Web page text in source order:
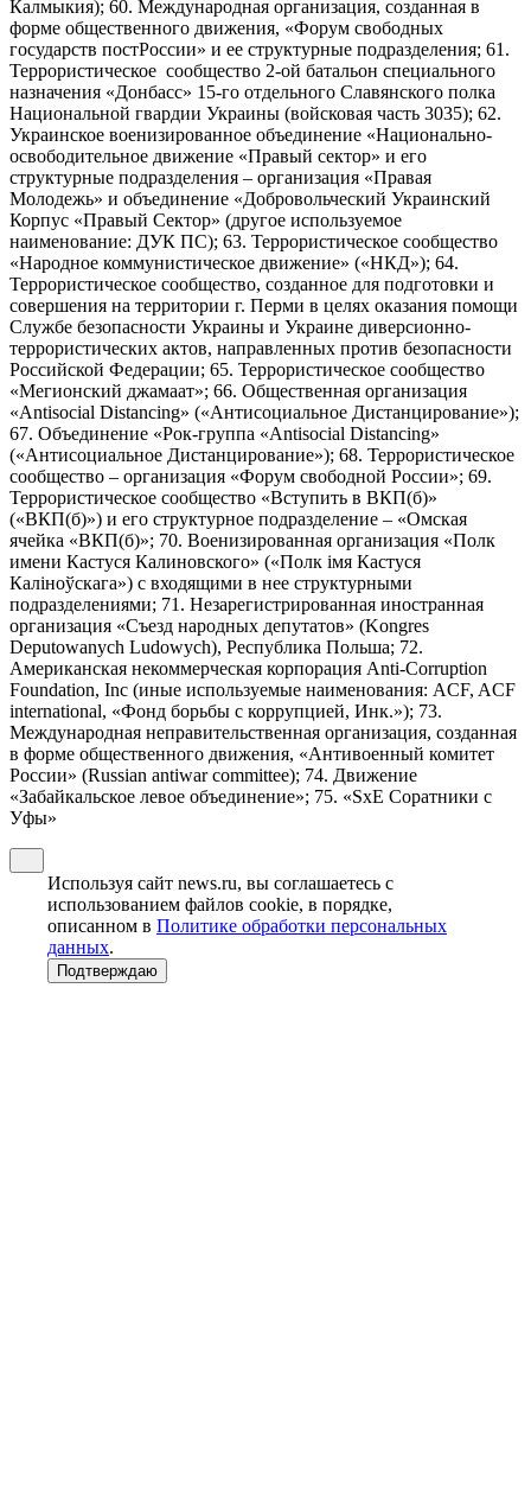
Калмыкия); 60. Международная организация, созданная в
форме общественного движения, «Форум свободных
государств постРоссии» и ее структурные подразделения; 61.
Террористическое сообщество 2-ой батальон специального
назначения «Донбасс» 15-го отдельного Славянского полка
Национальной гвардии Украины (войсковая часть 3035); 62.
Украинское военизированное объединение «Национально-
освободительное движение «Правый сектор» и его
структурные подразделения – организация «Правая
Молодежь» и объединение «Добровольческий Украинский
Корпус «Правый Сектор» (другое используемое
наименование: ДУК ПС); 63. Террористическое сообщество
«Народное коммунистическое движение» («НКД»); 64.
Террористическое сообщество, созданное для подготовки и
совершения на территории г. Перми в целях оказания помощи
Службе безопасности Украины и Украине диверсионно-
террористических актов, направленных против безопасности
Российской Федерации; 65. Террористическое сообщество
«Мегионский джамаат»; 66. Общественная организация
«Antisocial Distancing» («Антисоциальное Дистанцирование»);
67. Объединение «Рок-группа «Antisocial Distancing»
(«Антисоциальное Дистанцирование»); 68. Террористическое
сообщество – организация «Форум свободной России»; 69.
Террористическое сообщество «Вступить в ВКП(б)»
(«ВКП(б)») и его структурное подразделение – «Омская
ячейка «ВКП(б)»; 70. Военизированная организация «Полк
имени Кастуся Калиновского» («Полк iмя Кастуся
Калiноўскага») с входящими в нее структурными
подразделениями; 71. Незарегистрированная иностранная
организация «Съезд народных депутатов» (Kongres
Deputowanych Ludowych), Республика Польша; 72.
Американская некоммерческая корпорация Anti-Corruption
Foundation, Inc (иные используемые наименования: ACF, ACF
international, «Фонд борьбы с коррупцией, Инк.»); 73.
Международная неправительственная организация, созданная
в форме общественного движения, «Антивоенный комитет
России» (Russian antiwar committee); 74. Движение
«Забайкальское левое объединение»; 75. «SxE Соратники с
Уфы»
Используя сайт news.ru, вы соглашаетесь с
использованием файлов cookie, в порядке,
описанном в Политике обработки персональных
данных.
Подтверждаю